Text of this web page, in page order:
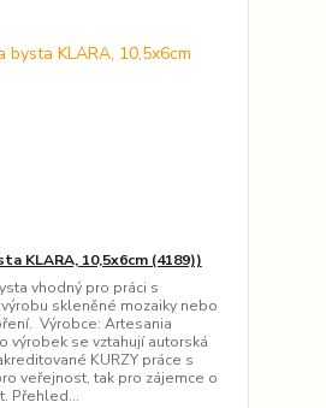
KLARA, 10,5x6cm (4189))
vhodný pro práci s
skleněné mozaiky nebo
Výrobce: Artesania
výrobek se vztahují autorská
KURZY práce s
veřejnost, tak pro zájemce o
Přehled...